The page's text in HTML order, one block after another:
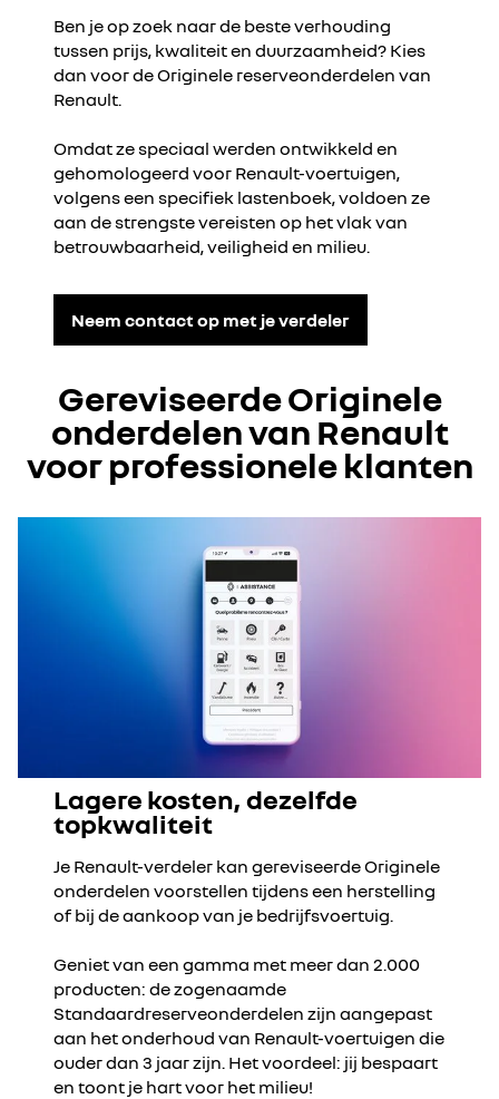
Ben je op zoek naar de beste verhouding
tussen prijs, kwaliteit en duurzaamheid? Kies
dan voor de Originele reserveonderdelen van
Renault.
Omdat ze speciaal werden ontwikkeld en
gehomologeerd voor Renault-voertuigen,
volgens een specifiek lastenboek, voldoen ze
aan de strengste vereisten op het vlak van
betrouwbaarheid, veiligheid en milieu.
Neem contact op met je verdeler
Gereviseerde Originele
onderdelen van Renault
voor professionele klanten
Lagere kosten, dezelfde
topkwaliteit
Je Renault-verdeler kan gereviseerde Originele
onderdelen voorstellen tijdens een herstelling
of bij de aankoop van je bedrijfsvoertuig.
Geniet van een gamma met meer dan 2.000
producten: de zogenaamde
Standaardreserveonderdelen zijn aangepast
aan het onderhoud van Renault-voertuigen die
ouder dan 3 jaar zijn. Het voordeel: jij bespaart
en toont je hart voor het milieu!